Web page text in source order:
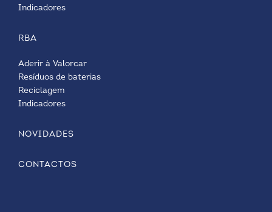
Indicadores
RBA
Aderir à Valorcar
Resíduos de baterias
Reciclagem
Indicadores
NOVIDADES
CONTACTOS